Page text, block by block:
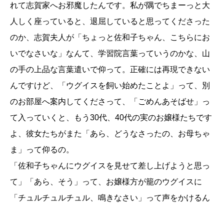
れて志賀家へお邪魔したんです。私が隅でちまーっと大
人しく座っていると、退屈していると思ってくださった
のか、志賀夫人が「ちょっと佐和子ちゃん、こちらにお
いでなさいな」なんて、学習院言葉っていうのかな、山
の手の上品な言葉遣いで仰って。正確には再現できない
んですけど、「ウグイスを飼い始めたことよ」って、別
のお部屋へ案内してくださって、「ごめんあそばせ」っ
て入っていくと、もう30代、40代の実のお嬢様たちです
よ、彼女たちがまた「あら、どうなさったの、お母ちゃ
ま」って仰るの。
「佐和子ちゃんにウグイスを見せて差し上げようと思っ
て」「あら、そう」って、お嬢様方が籠のウグイスに
「チュルチュルチュル、鳴きなさい」って声をかけるん